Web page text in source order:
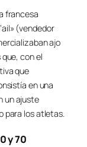
francesa
(vendedor
ajo
con el
que
en una
un ajuste
para los atletas.
y 70